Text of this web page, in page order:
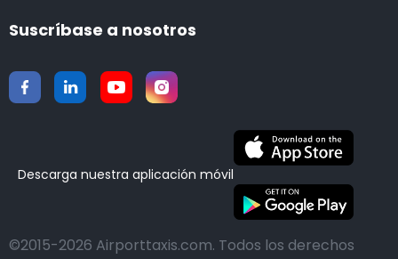
Suscríbase a nosotros
Descarga nuestra aplicación móvil
©2015-2026 Airporttaxis.com. Todos los derechos